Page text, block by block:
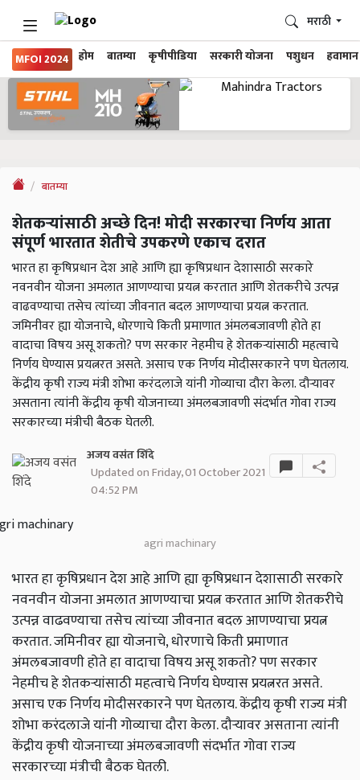
MFOI 2024 होम बातम्या कृषीपीडिया सरकारी योजना पशुधन हवामान
मराठी
बातम्या
शेतकऱ्यांसाठी अच्छे दिन! मोदी सरकारचा निर्णय आता
संपूर्ण भारतात शेतीचे उपकरणे एकाच दरात
भारत हा कृषिप्रधान देश आहे आणि ह्या कृषिप्रधान देशासाठी सरकारे
नवनवीन योजना अमलात आणण्याचा प्रयत्न करतात आणि शेतकरीचे उत्पन्न
वाढवण्याचा तसेच त्यांच्या जीवनात बदल आणण्याचा प्रयत्न करतात.
जमिनीवर ह्या योजनाचे, धोरणाचे किती प्रमाणात अंमलबजावणी होते हा
वादाचा विषय असू शकतो? पण सरकार नेहमीच हे शेतकऱ्यांसाठी महत्वाचे
निर्णय घेण्यास प्रयत्नरत असते. असाच एक निर्णय मोदीसरकारने पण घेतलाय.
केंद्रीय कृषी राज्य मंत्री शोभा करंदलाजे यांनी गोव्याचा दौरा केला. दौऱ्यावर
असताना त्यांनी केंद्रीय कृषी योजनाच्या अंमलबजावणी संदर्भात गोवा राज्य
सरकारच्या मंत्रीची बैठक घेतली.
अजय वसंत शिंदे
Updated on Friday, 01 October 2021
04:52 PM
agri machinary
भारत हा कृषिप्रधान देश आहे आणि ह्या कृषिप्रधान देशासाठी सरकारे
नवनवीन योजना अमलात आणण्याचा प्रयत्न करतात आणि शेतकरीचे
उत्पन्न वाढवण्याचा तसेच त्यांच्या जीवनात बदल आणण्याचा प्रयत्न
करतात. जमिनीवर ह्या योजनाचे, धोरणाचे किती प्रमाणात
अंमलबजावणी होते हा वादाचा विषय असू शकतो? पण सरकार
नेहमीच हे शेतकऱ्यांसाठी महत्वाचे निर्णय घेण्यास प्रयत्नरत असते.
असाच एक निर्णय मोदीसरकारने पण घेतलाय. केंद्रीय कृषी राज्य मंत्री
शोभा करंदलाजे यांनी गोव्याचा दौरा केला. दौऱ्यावर असताना त्यांनी
केंद्रीय कृषी योजनाच्या अंमलबजावणी संदर्भात गोवा राज्य
सरकारच्या मंत्रीची बैठक घेतली.